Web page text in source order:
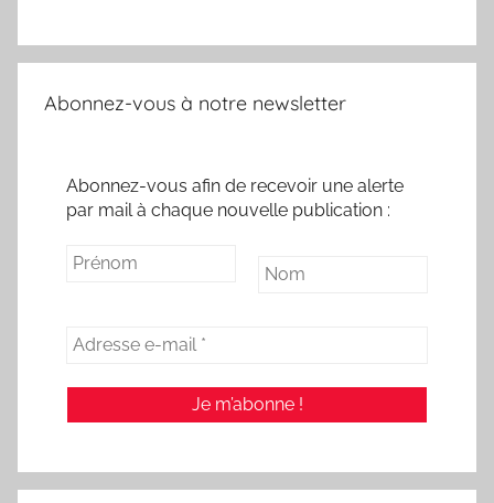
Abonnez-vous à notre newsletter
Abonnez-vous afin de recevoir une alerte
par mail à chaque nouvelle publication :